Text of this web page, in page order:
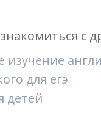
с
для егэ
детей